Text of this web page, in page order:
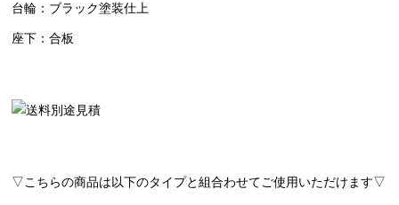
台輪：ブラック塗装仕上
座下：合板
▽こちらの商品は以下のタイプと組合わせてご使用いただけます▽